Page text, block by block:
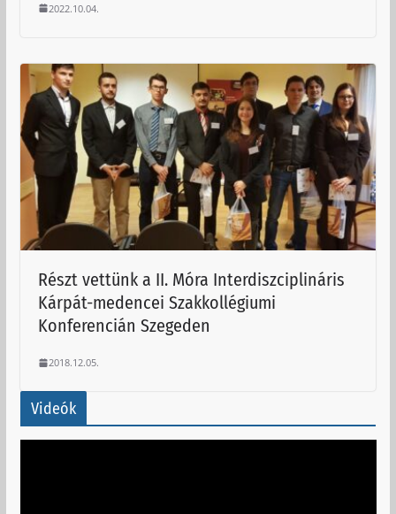
2022.10.04.
Részt vettünk a II. Móra Interdiszciplináris
Kárpát-medencei Szakkollégiumi
Konferencián Szegeden
2018.12.05.
Videók